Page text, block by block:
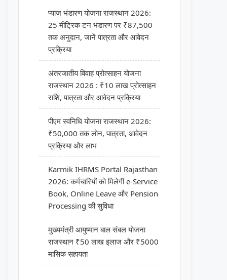
प्याज भंडारण योजना राजस्थान 2026:
25 मीट्रिक टन भंडारण पर ₹87,500
तक अनुदान, जानें पात्रता और आवेदन
प्रक्रिया
अंतरजातीय विवाह प्रोत्साहन योजना
राजस्थान 2026 : ₹10 लाख प्रोत्साहन
राशि, पात्रता और आवेदन प्रक्रिया
पीएम स्वनिधि योजना राजस्थान 2026:
₹50,000 तक लोन, पात्रता, आवेदन
प्रक्रिया और लाभ
Karmik IHRMS Portal Rajasthan
2026: कर्मचारियों को मिलेगी e-Service
Book, Online Leave और Pension
Processing की सुविधा
मुख्यमंत्री आयुष्मान बाल संबल योजना
राजस्थान ₹50 लाख इलाज और ₹5000
मासिक सहायता